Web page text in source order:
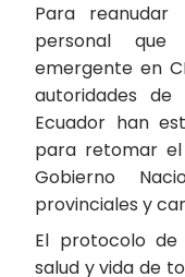
Para reanudar
personal
emergente en
autoridades
Ecuador han
para retomar
Gobierno
provinciales y
El protocolo
salud y vida de